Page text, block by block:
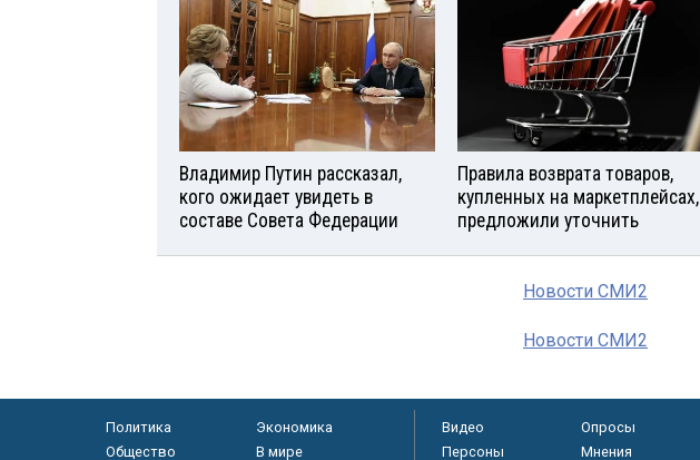
Владимир Путин рассказал,
кого ожидает увидеть в
составе Совета Федерации
Правила возврата товаров,
купленных на маркетплейсах,
предложили уточнить
Новости СМИ2
Новости СМИ2
Политика
Экономика
Общество
В мире
Видео Опросы
Персоны
Мнения